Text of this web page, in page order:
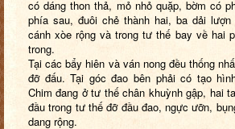
có dáng thon thả, mỏ nhỏ quặp, bờm có
phía sau, đuôi chẻ thành hai, ba dải
cánh xòe rộng và trong tư thế bay về hai
trong.
Tại các bẩy hiên và ván nong đều thống
đỡ đấu. Tại góc đao bên phải có tạo
Chim đang ở tư thế chân khuỳnh gập, hai
đầu trong tư thế đỡ đầu đao, ngực ưỡn,
dang rộng.